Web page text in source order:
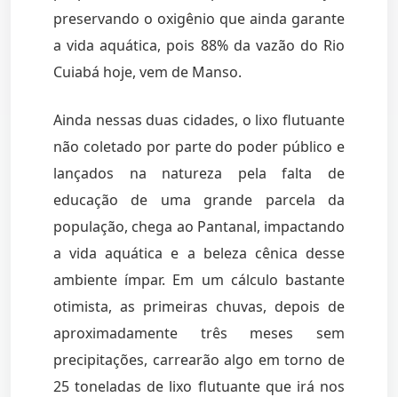
preservando o oxigênio que ainda garante
a vida aquática, pois 88% da vazão do Rio
Cuiabá hoje, vem de Manso.
Ainda nessas duas cidades, o lixo flutuante
não coletado por parte do poder público e
lançados na natureza pela falta de
educação de uma grande parcela da
população, chega ao Pantanal, impactando
a vida aquática e a beleza cênica desse
ambiente ímpar. Em um cálculo bastante
otimista, as primeiras chuvas, depois de
aproximadamente três meses sem
precipitações, carrearão algo em torno de
25 toneladas de lixo flutuante que irá nos